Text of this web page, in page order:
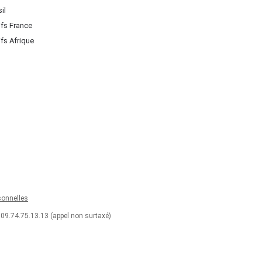
France
Afrique
(appel non surtaxé)